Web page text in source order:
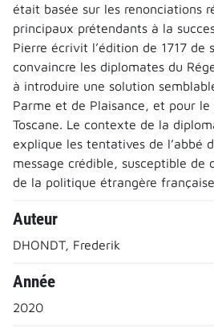
était basée sur les renonciations
principaux prétendants à la
Pierre écrivit l’édition de 1717
convaincre les diplomates du
à introduire une solution
Parme et de Plaisance, et pour le
Toscane. Le contexte de la
explique les tentatives de l’abbé
message crédible, susceptible de
de la politique étrangère française.
Auteur
DHONDT, Frederik
Année
2020